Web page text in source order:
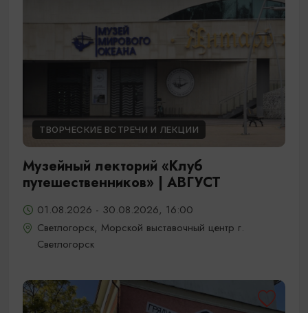
ТВОРЧЕСКИЕ ВСТРЕЧИ И ЛЕКЦИИ
Музейный лекторий «Клуб
путешественников» | АВГУСТ
01.08.2026 - 30.08.2026, 16:00
Светлогорск, Морской выставочный центр г.
Светлогорск